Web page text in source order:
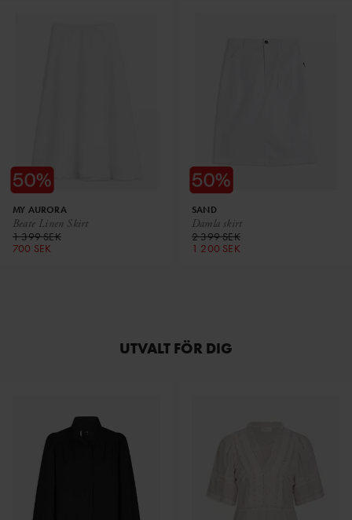
Beate Linen Skirt
MY AURORA
1 399 SEK
700 SEK
Damla skirt
SAND
2 399 SEK
1 200 SEK
UTVALT FÖR DIG